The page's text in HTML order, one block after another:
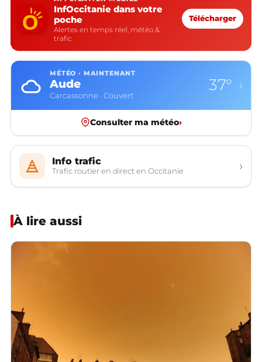
InfOccitanie dans votre
poche
Alertes en temps réel, météo &
trafic
Télécharger
MÉTÉO · MAINTENANT
Aude
Carcassonne · Couvert
37° ›
Consulter ma météo›
Info trafic
Trafic routier en direct en Occitanie ›
À lire aussi